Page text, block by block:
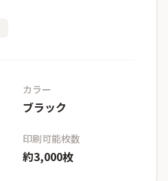
カラー
ブラック
印刷可能枚数
約3,000枚